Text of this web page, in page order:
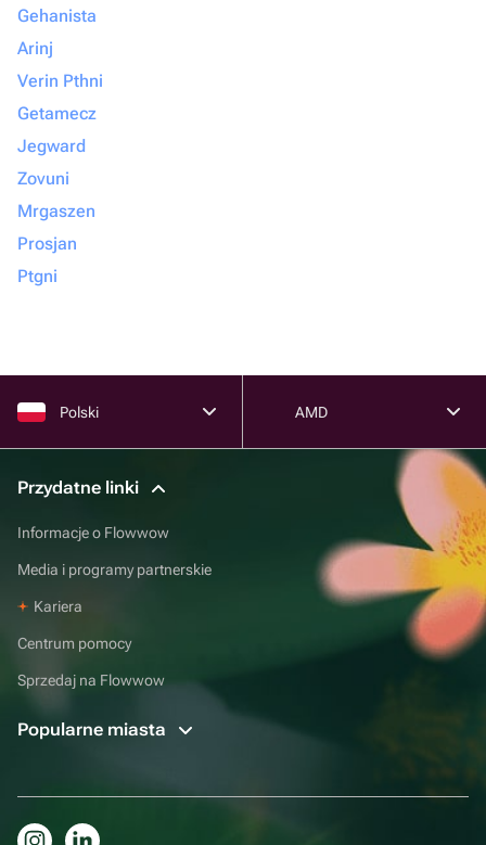
Gehanista
Arinj
Verin Pthni
Getamecz
Jegward
Zovuni
Mrgaszen
Prosjan
Ptgni
Polski AMD
Przydatne linki
Informacje o Flowwow
Media i programy partnerskie
Kariera
Centrum pomocy
Sprzedaj na Flowwow
Popularne miasta